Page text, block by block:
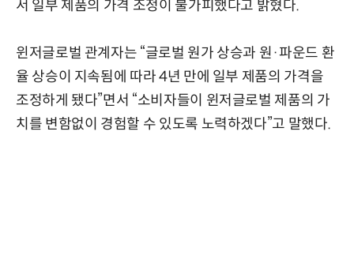
서 일부 제품의 가격 조정이 불가피했다고 밝혔다.
윈저글로벌 관계자는 “글로벌 원가 상승과 원·파운드 환
율 상승이 지속됨에 따라 4년 만에 일부 제품의 가격을
조정하게 됐다”면서 “소비자들이 윈저글로벌 제품의 가
치를 변함없이 경험할 수 있도록 노력하겠다”고 말했다.